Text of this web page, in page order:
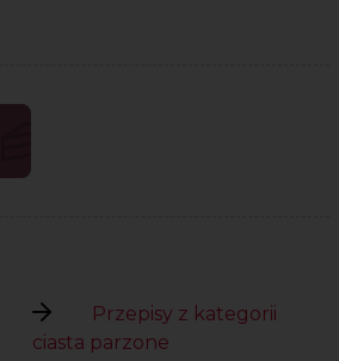
Przepisy z kategorii
ciasta parzone